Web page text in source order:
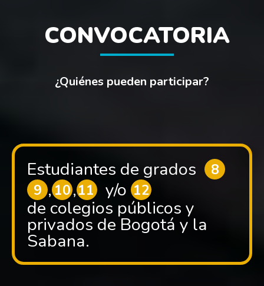
CONVOCATORIA
¿Quiénes pueden participar?
Estudiantes de grados
8
9 ,10,11 y/o 12
de colegios públicos y
privados de Bogotá y la
Sabana.